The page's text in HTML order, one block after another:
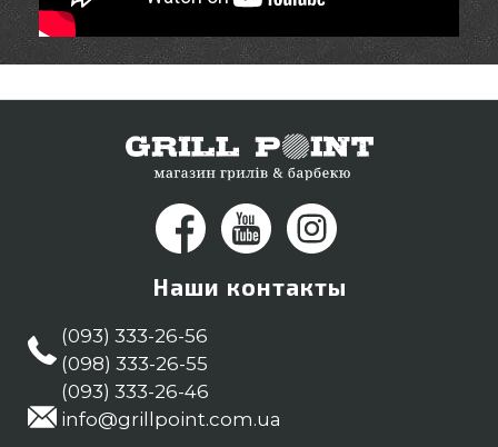
Наши контакты
(093) 333-26-56
(098) 333-26-55
(093) 333-26-46
info@grillpoint.com.ua